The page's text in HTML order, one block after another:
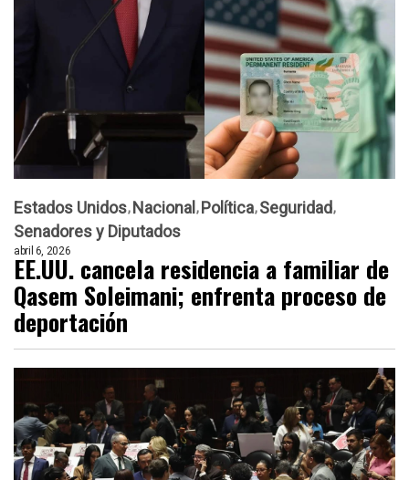
Estados Unidos Nacional Política Seguridad
Senadores y Diputados
abril 6, 2026
EE.UU. cancela residencia a familiar de
Qasem Soleimani; enfrenta proceso de
deportación